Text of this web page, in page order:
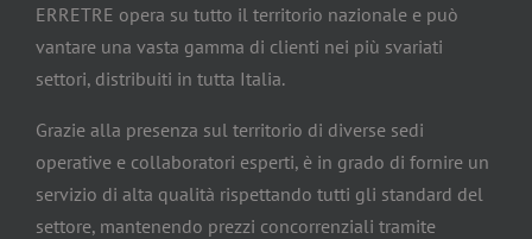
ERRETRE opera su tutto il territorio nazionale e può
vantare una vasta gamma di clienti nei più svariati
settori, distribuiti in tutta Italia.
Grazie alla presenza sul territorio di diverse sedi
operative e collaboratori esperti, è in grado di fornire un
servizio di alta qualità rispettando tutti gli standard del
settore, mantenendo prezzi concorrenziali tramite